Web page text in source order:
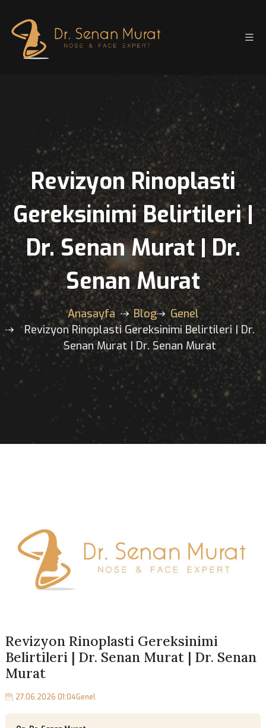
Revizyon Rinoplasti
Gereksinimi
Dr. Senan Murat |
Senan Murat
Anasayfa Blog
Genel
Revizyon Rinoplasti Gereksinimi Belirtileri
Senan Murat | Dr. Senan Murat
Revizyon Rinoplasti Gereksinimi